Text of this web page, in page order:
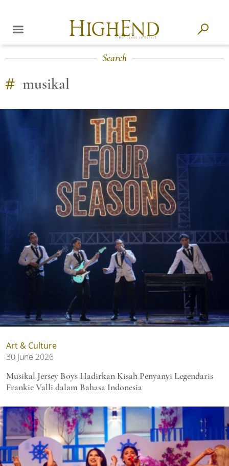
Search
# musikal
Art & Culture
30 June 2026
Musikal Jersey Boys Hadirkan Kisah Penyanyi Legendaris
Frankie Valli dalam Bahasa Indonesia